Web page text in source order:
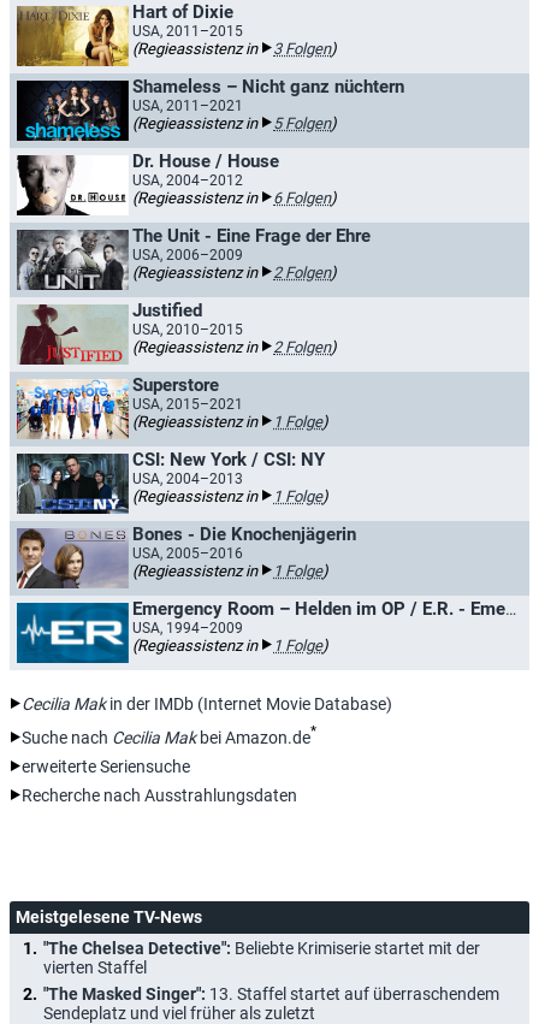
Hart of Dixie
USA, 2011–2015
(Regieassistenz in 3 Folgen)
Shameless – Nicht ganz nüchtern
USA, 2011–2021
(Regieassistenz in 5 Folgen)
Dr. House / House
USA, 2004–2012
(Regieassistenz in 6 Folgen)
The Unit - Eine Frage der Ehre
USA, 2006–2009
(Regieassistenz in 2 Folgen)
Justified
USA, 2010–2015
(Regieassistenz in 2 Folgen)
Superstore
USA, 2015–2021
(Regieassistenz in 1 Folge)
CSI: New York / CSI: NY
USA, 2004–2013
(Regieassistenz in 1 Folge)
Bones - Die Knochenjägerin
USA, 2005–2016
(Regieassistenz in 1 Folge)
Emergency Room – Helden im OP / E.R. - Emergency Room
USA, 1994–2009
(Regieassistenz in 1 Folge)
Cecilia Makin der IMDb (Internet Movie Database)
Suche nach Cecilia Makbei Amazon.de*
erweiterte Seriensuche
Recherche nach Ausstrahlungsdaten
Meistgelesene TV-News
"The Chelsea Detective": Beliebte Krimiserie startet mit der
vierten Staffel
"The Masked Singer": 13. Staffel startet auf überraschendem
Sendeplatz und viel früher als zuletzt